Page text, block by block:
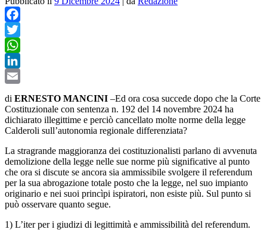
Facebook
Twitter
WhatsApp
LinkedIn
di ERNESTO MANCINI –Ed ora cosa succede dopo che la Corte
Costituzionale con sentenza n. 192 del 14 novembre 2024 ha
dichiarato illegittime e perciò cancellato molte norme della legge
Calderoli sull’autonomia regionale differenziata?
La stragrande maggioranza dei costituzionalisti parlano di avvenuta
demolizione della legge nelle sue norme più significative al punto
che ora si discute se ancora sia ammissibile svolgere il referendum
per la sua abrogazione totale posto che la legge, nel suo impianto
originario e nei suoi princìpi ispiratori, non esiste più. Sul punto si
può osservare quanto segue.
1) L’iter per i giudizi di legittimità e ammissibilità del referendum.